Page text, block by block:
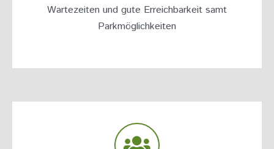
Wartezeiten und gute Erreichbarkeit samt
Parkmöglichkeiten